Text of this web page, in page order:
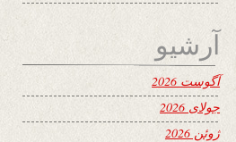
آرشیو
آگوست 2026
جولای 2026
ژوئن 2026